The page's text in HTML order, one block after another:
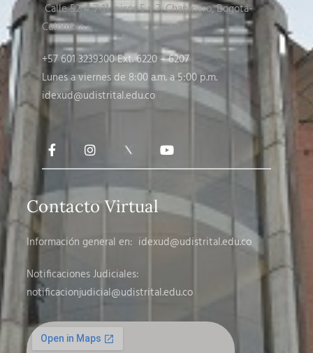
Calle 52 # 7-11, pisos 5 y 7, Chapinero, Bogotá-
Colombia
+57 601 3239300 Ext. 6220 – 6207
Lunes a viernes de 8:00 a.m. a 5:00 p.m.
idexud@udistrital.edu.co
Contacto Virtual
Información general en: idexud@udistrital.edu.co
Notificaciones Judiciales:
notificacionjudicial@udistrital.edu.co